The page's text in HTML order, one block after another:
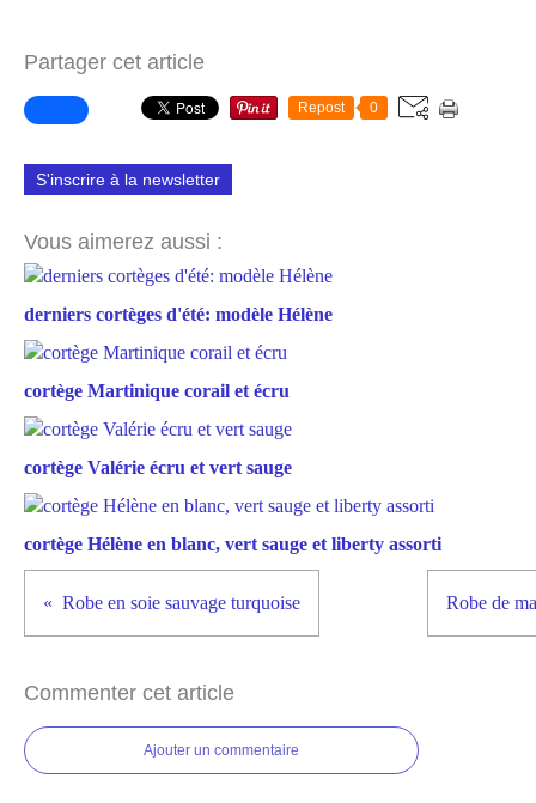
Partager cet article
Repost 0
S'inscrire à la newsletter
Vous aimerez aussi :
derniers cortèges d'été: modèle Hélène
cortège Martinique corail et écru
cortège Valérie écru et vert sauge
cortège Hélène en blanc, vert sauge et liberty assorti
Robe en soie sauvage turquoise Robe de
Commenter cet article
Ajouter un commentaire